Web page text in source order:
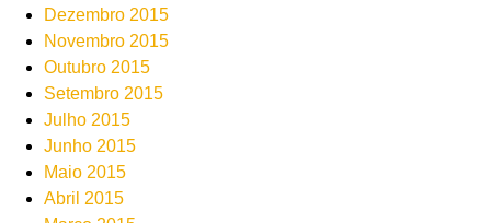
Dezembro 2015
Novembro 2015
Outubro 2015
Setembro 2015
Julho 2015
Junho 2015
Maio 2015
Abril 2015